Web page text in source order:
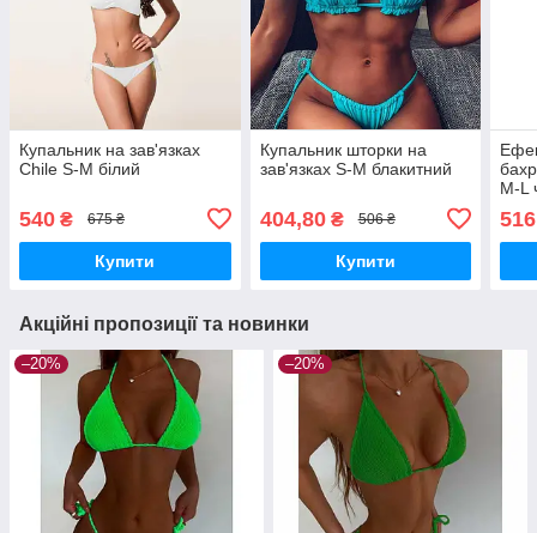
Купальник на зав'язках
Chile S-M білий
540 ₴ 675 ₴
Купити
Купальник шторки на
зав'язках S-M блакитний
404,80₴ 506 ₴
Купити
M-L
516
Акційні пропозиції та новинки
–20% –20%